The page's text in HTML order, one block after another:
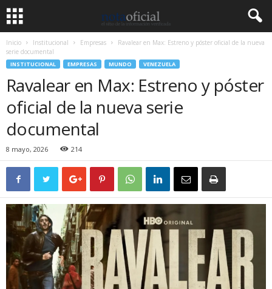
Inicio Institucional Empresas
Ravalear en Max: Estreno y póster oficial de la nueva
serie documental
INSTITUCIONAL EMPRESAS MUNDO VENEZUELA
Ravalear en Max: Estreno y póster
oficial de la nueva serie
documental
8 mayo, 2026 214